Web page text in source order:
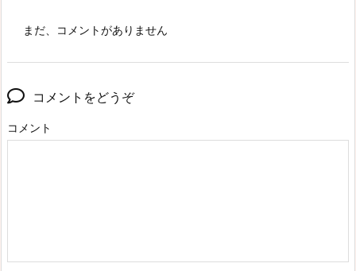
まだ、コメントがありません
コメントをどうぞ
コメント